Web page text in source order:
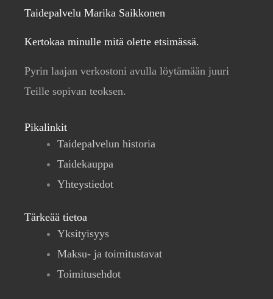
Taidepalvelu Marika Saikkonen
Kertokaa minulle mitä olette etsimässä.
Pyrin laajan verkostoni avulla löytämään juuri
Teille sopivan teoksen.
Pikalinkit
Taidepalvelun historia
Taidekauppa
Yhteystiedot
Tärkeää tietoa
Yksityisyys
Maksu- ja toimitustavat
Toimitusehdot